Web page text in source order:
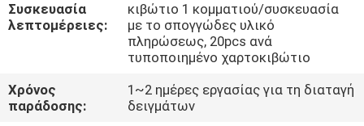
ΕΛΆΤΕ
ΜΕ
Συσκευασία
λεπτομέρειες:
κιβώτιο 1 κομματιού/συσκευασία
με το σπογγώδες υλικό
πληρώσεως, 20pcs ανά
τυποποιημένο χαρτοκιβώτιο
Χρόνος
παράδοσης:
1~2 ημέρες εργασίας για τη διαταγή
δειγμάτων